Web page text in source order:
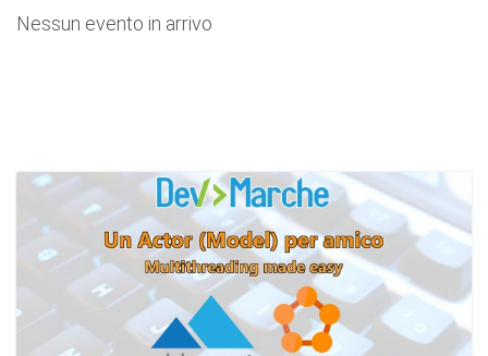
Nessun evento in arrivo